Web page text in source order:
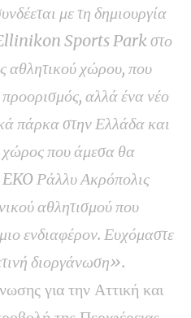
με τη δημιουργία
Ellinikon Sports Park στο
αθλητικού χώρου, που
προορισμός, αλλά ένα νέο
πάρκα στην Ελλάδα και
χώρος που άμεσα θα
Ράλλυ Ακρόπολις
αθλητισμού που
ενδιαφέρον. Ευχόμαστε
διοργάνωση».
για την Αττική και